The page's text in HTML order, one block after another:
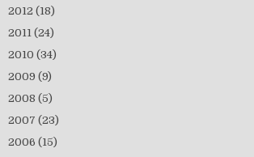
2012 (18)
2011 (24)
2010 (34)
2009 (9)
2008 (5)
2007 (23)
2006 (15)